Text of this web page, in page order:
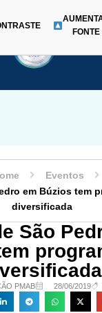
FONTE
Eventos
em Búzios tem
diversificada
São
PMAB 28/06/2019